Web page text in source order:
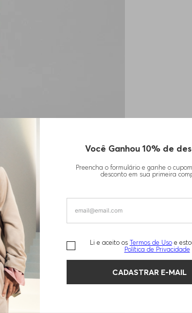
Você Ganhou 10% de
Preencha o formulário e ganhe o
desconto em sua primeira
Li e aceito os Termos de Uso e
Política de Privacidade
CADASTRAR E-MAIL